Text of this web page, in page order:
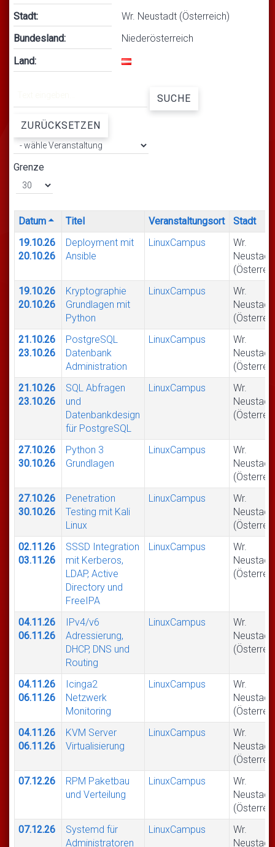
Stadt:
Wr. Neustadt (Österreich)
Bundesland:
Niederösterreich
Land:
SUCHE
ZURÜCKSETZEN
Grenze
Datum Titel Veranstaltungsort
Stadt
19.10.26
20.10.26
Deployment mit
Ansible
LinuxCampus
Wr.
Neustadt
19.10.26
20.10.26
Kryptographie
Grundlagen mit
Python
LinuxCampus
Wr.
Neustadt
21.10.26
23.10.26
PostgreSQL
Datenbank
Administration
LinuxCampus
Wr.
Neustadt
21.10.26
23.10.26
SQL Abfragen
und
Datenbankdesign
für PostgreSQL
LinuxCampus
Wr.
Neustadt
27.10.26
30.10.26
Python 3
Grundlagen
LinuxCampus
Wr.
Neustadt
27.10.26
30.10.26
Penetration
Testing mit Kali
Linux
LinuxCampus
Wr.
Neustadt
02.11.26
03.11.26
SSSD Integration
mit Kerberos,
LDAP, Active
Directory und
FreeIPA
LinuxCampus
Wr.
Neustadt
04.11.26
06.11.26
IPv4/v6
Adressierung,
DHCP, DNS und
Routing
LinuxCampus
Wr.
Neustadt
04.11.26
06.11.26
Icinga2
Netzwerk
Monitoring
LinuxCampus
Wr.
Neustadt
04.11.26
06.11.26
KVM Server
Virtualisierung
LinuxCampus
Wr.
Neustadt
07.12.26
RPM Paketbau
und Verteilung
LinuxCampus
Wr.
Neustadt
07.12.26
Systemd für
Administratoren
LinuxCampus
Wr.
Neustadt